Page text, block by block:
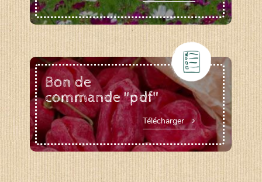
Bon de
commande "pdf"
Télécharger